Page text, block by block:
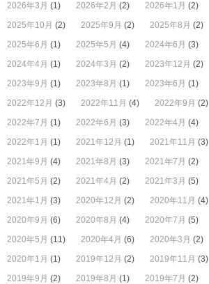
2026年3月 (1) 2026年2月 (2) 2026年1月 (2)
2025年10月 (2) 2025年9月 (2) 2025年8月 (2)
2025年6月 (1) 2025年5月 (4) 2024年6月 (3)
2024年4月 (1) 2024年3月 (2) 2023年12月 (2)
2023年9月 (1) 2023年8月 (1) 2023年6月 (1)
2022年12月 (3) 2022年11月 (4) 2022年9月 (2)
2022年7月 (1) 2022年6月 (3) 2022年4月 (4)
2022年1月 (1) 2021年12月 (1) 2021年11月 (3)
2021年9月 (4) 2021年8月 (3) 2021年7月 (2)
2021年5月 (2) 2021年4月 (2) 2021年3月 (5)
2021年1月 (3) 2020年12月 (2) 2020年11月 (4)
2020年9月 (6) 2020年8月 (4) 2020年7月 (5)
2020年5月 (11) 2020年4月 (6) 2020年3月 (2)
2020年1月 (1) 2019年12月 (2) 2019年11月 (3)
2019年9月 (2) 2019年8月 (1) 2019年7月 (2)